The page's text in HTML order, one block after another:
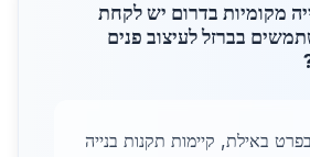
מקומיות בדרום יש לקחת
בברזל לעיצוב פנים
באילת, קיימות תקנות בנייה